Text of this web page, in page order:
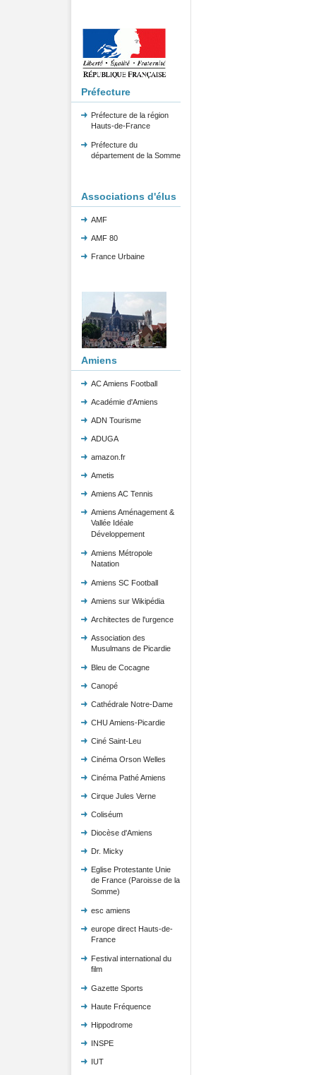
Préfecture
Préfecture de la région
Hauts-de-France
Préfecture du
département de la Somme
Associations d'élus
AMF
AMF 80
France Urbaine
Amiens
AC Amiens Football
Académie d'Amiens
ADN Tourisme
ADUGA
amazon.fr
Ametis
Amiens AC Tennis
Amiens Aménagement &
Vallée Idéale
Développement
Amiens Métropole
Natation
Amiens SC Football
Amiens sur Wikipédia
Architectes de l'urgence
Association des
Musulmans de Picardie
Bleu de Cocagne
Canopé
Cathédrale Notre-Dame
CHU Amiens-Picardie
Ciné Saint-Leu
Cinéma Orson Welles
Cinéma Pathé Amiens
Cirque Jules Verne
Coliséum
Diocèse d'Amiens
Dr. Micky
Eglise Protestante Unie
de France (Paroisse de la
Somme)
esc amiens
europe direct Hauts-de-
France
Festival international du
film
Gazette Sports
Haute Fréquence
Hippodrome
INSPE
IUT